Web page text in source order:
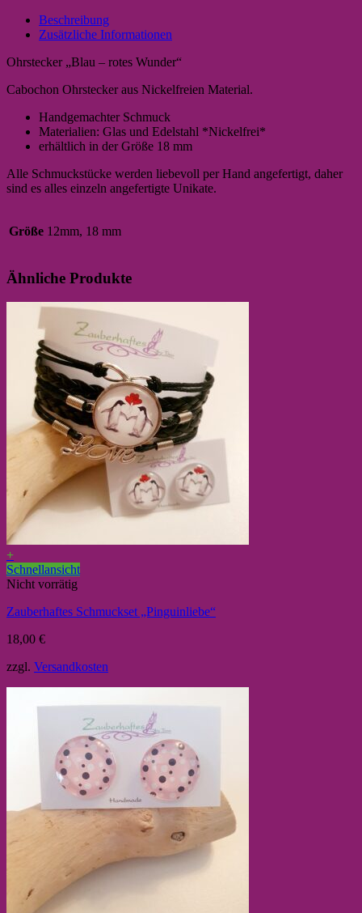
Beschreibung
Zusätzliche Informationen
Ohrstecker „Blau – rotes Wunder“
Cabochon Ohrstecker aus Nickelfreien Material.
Handgemachter Schmuck
Materialien: Glas und Edelstahl *Nickelfrei*
erhältlich in der Größe 18 mm
Alle Schmuckstücke werden liebevoll per Hand angefertigt, daher
sind es alles einzeln angefertigte Unikate.
Größe 12mm, 18 mm
Ähnliche Produkte
+
Schnellansicht
Nicht vorrätig
Zauberhaftes Schmuckset „Pinguinliebe“
18,00 €
zzgl. Versandkosten